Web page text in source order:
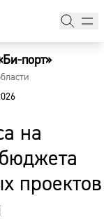
порт»
на
проектов